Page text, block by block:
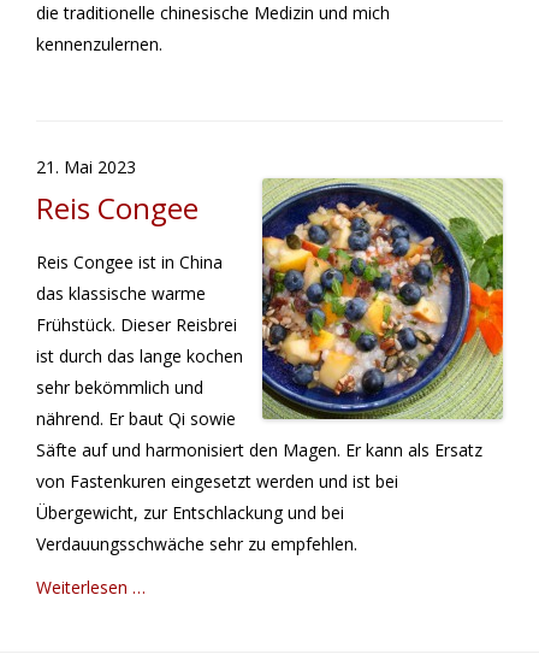
die traditionelle chinesische Medizin und mich
kennenzulernen.
21. Mai 2023
Reis Congee
Reis Congee ist in China
das klassische warme
Frühstück. Dieser Reisbrei
ist durch das lange kochen
sehr bekömmlich und
nährend. Er baut Qi sowie
Säfte auf und harmonisiert den Magen. Er kann als Ersatz
von Fastenkuren eingesetzt werden und ist bei
Übergewicht, zur Entschlackung und bei
Verdauungsschwäche sehr zu empfehlen.
Weiterlesen …